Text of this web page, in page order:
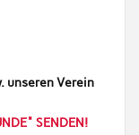
unseren Verein
SENDEN!